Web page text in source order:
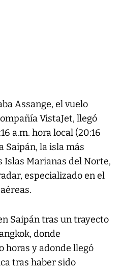
Assange, el vuelo
VistaJet, llegó
a.m. hora local (20:16
Saipán, la isla más
Islas Marianas del Norte,
especializado en el
Saipán tras un trayecto
donde
horas y adonde llegó
tras haber sido